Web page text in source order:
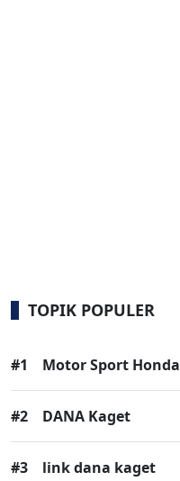
TOPIK POPULER
#1 Motor Sport Honda
#2 DANA Kaget
#3 link dana kaget